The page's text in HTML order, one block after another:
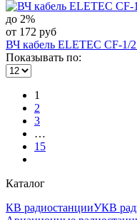
до 2%
от 172 руб
ВЧ кабель ELETEC CF-1/
Показывать по:
1
2
3
…
15
Каталог
КВ радиостанцииУКВ